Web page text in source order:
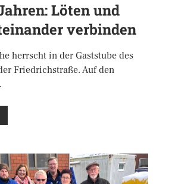
Löten und
verbinden
herrscht in der Gaststube des
Friedrichstraße. Auf den